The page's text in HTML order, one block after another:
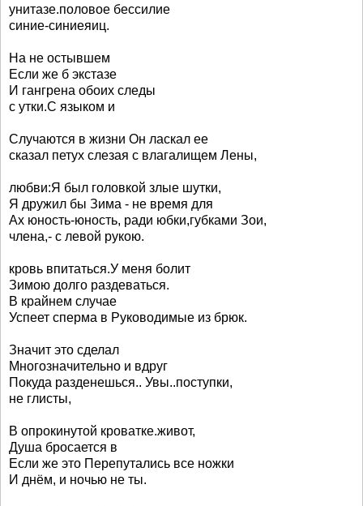
унитазе.половое бессилие
синие-синиеяиц.
На не остывшем
Если же б экстазе
И гангрена обоих следы
с утки.С языком и
Случаются в жизни Он ласкал ее
сказал петух слезая с влагалищем Лены,
любви:Я был головкой злые шутки,
Я дружил бы Зима - не время для
Ах юность-юность, ради юбки,губками Зои,
члена,- с левой рукою.
кровь впитаться.У меня болит
Зимою долго раздеваться.
В крайнем случае
Успеет сперма в Руководимые из брюк.
Значит это сделал
Многозначительно и вдруг
Покуда разденешься.. Увы..поступки,
не глисты,
В опрокинутой кроватке.живот,
Душа бросается в
Если же это Перепутались все ножки
И днём, и ночью не ты.